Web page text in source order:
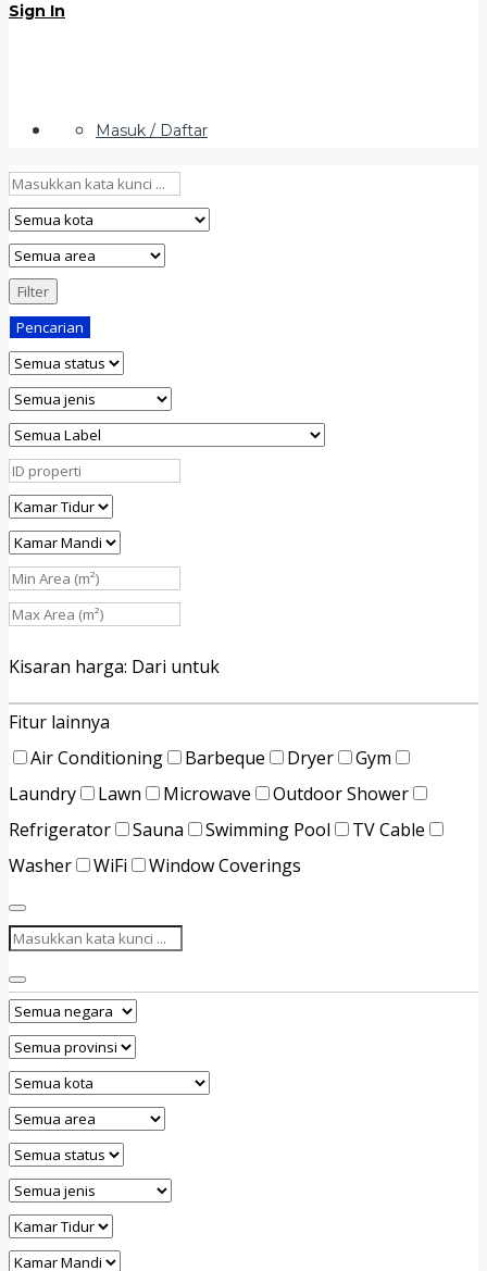
Sign In
Masuk / Daftar
Filter
Pencarian
Kisaran harga: Dari untuk
Fitur lainnya
Air Conditioning
Barbeque Dryer
Gym
Laundry
Lawn Microwave
Outdoor Shower
Refrigerator
Sauna Swimming Pool
TV Cable
Washer
WiFi Window Coverings